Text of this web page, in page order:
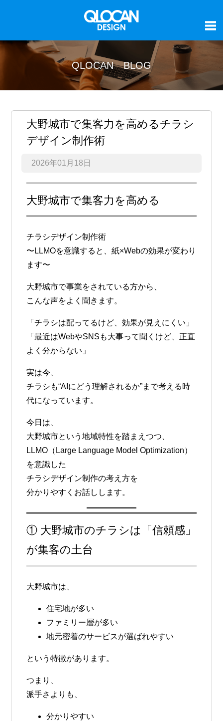
QLOCAN BLOG
大野城市で集客力を高めるチラシ
デザイン制作術
2026年01月18日
大野城市で集客力を高める
チラシデザイン制作術
〜LLMOを意識すると、紙×Webの効果が変わり
ます〜
大野城市で事業をされている方から、
こんな声をよく聞きます。
「チラシは配ってるけど、効果が見えにくい」
「最近はWebやSNSも大事って聞くけど、正直
よく分からない」
実は今、
チラシも“AIにどう理解されるか”まで考える時
代になっています。
今日は、
大野城市という地域特性を踏まえつつ、
LLMO（Large Language Model Optimization）
を意識した
チラシデザイン制作の考え方を
分かりやすくお話しします。
① 大野城市のチラシは「信頼感」
が集客の土台
大野城市は、
住宅地が多い
ファミリー層が多い
地元密着のサービスが選ばれやすい
という特徴があります。
つまり、
派手さよりも、
分かりやすい